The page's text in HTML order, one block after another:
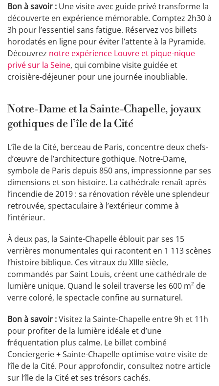
Bon à savoir : Une visite avec guide privé transforme la
découverte en expérience mémorable. Comptez 2h30 à
3h pour l’essentiel sans fatigue. Réservez vos billets
horodatés en ligne pour éviter l’attente à la Pyramide.
Découvrez notre expérience Louvre et pique-nique
privé sur la Seine, qui combine visite guidée et
croisière-déjeuner pour une journée inoubliable.
Notre-Dame et la Sainte-Chapelle, joyaux
gothiques de l’île de la Cité
L’île de la Cité, berceau de Paris, concentre deux chefs-
d’œuvre de l’architecture gothique. Notre-Dame,
symbole de Paris depuis 850 ans, impressionne par ses
dimensions et son histoire. La cathédrale renaît après
l’incendie de 2019 : sa rénovation révèle une splendeur
retrouvée, spectaculaire à l’extérieur comme à
l’intérieur.
À deux pas, la Sainte-Chapelle éblouit par ses 15
verrières monumentales qui racontent en 1 113 scènes
l’histoire biblique. Ces vitraux du XIIIe siècle,
commandés par Saint Louis, créent une cathédrale de
lumière unique. Quand le soleil traverse les 600 m² de
verre coloré, le spectacle confine au surnaturel.
Bon à savoir :Visitez la Sainte-Chapelle entre 9h et 11h
pour profiter de la lumière idéale et d’une
fréquentation plus calme. Le billet combiné
Conciergerie + Sainte-Chapelle optimise votre visite de
l’île de la Cité. Pour approfondir, consultez notre article
sur l’île de la Cité et ses trésors cachés.